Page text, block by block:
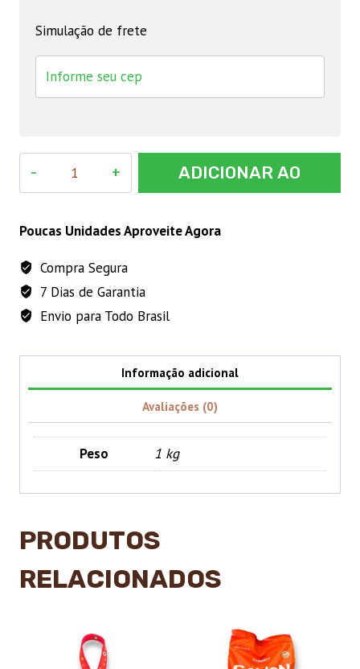
Simulação de frete
G
Rosa
quantidade
ADICIONAR AO
Poucas Unidades Aproveite Agora
Compra Segura
7 Dias de Garantia
Envio para Todo Brasil
Informação adicional
Avaliações (0)
Peso 1 kg
PRODUTOS
RELACIONADOS